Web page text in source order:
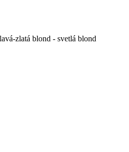
zlatá blond - svetlá blond